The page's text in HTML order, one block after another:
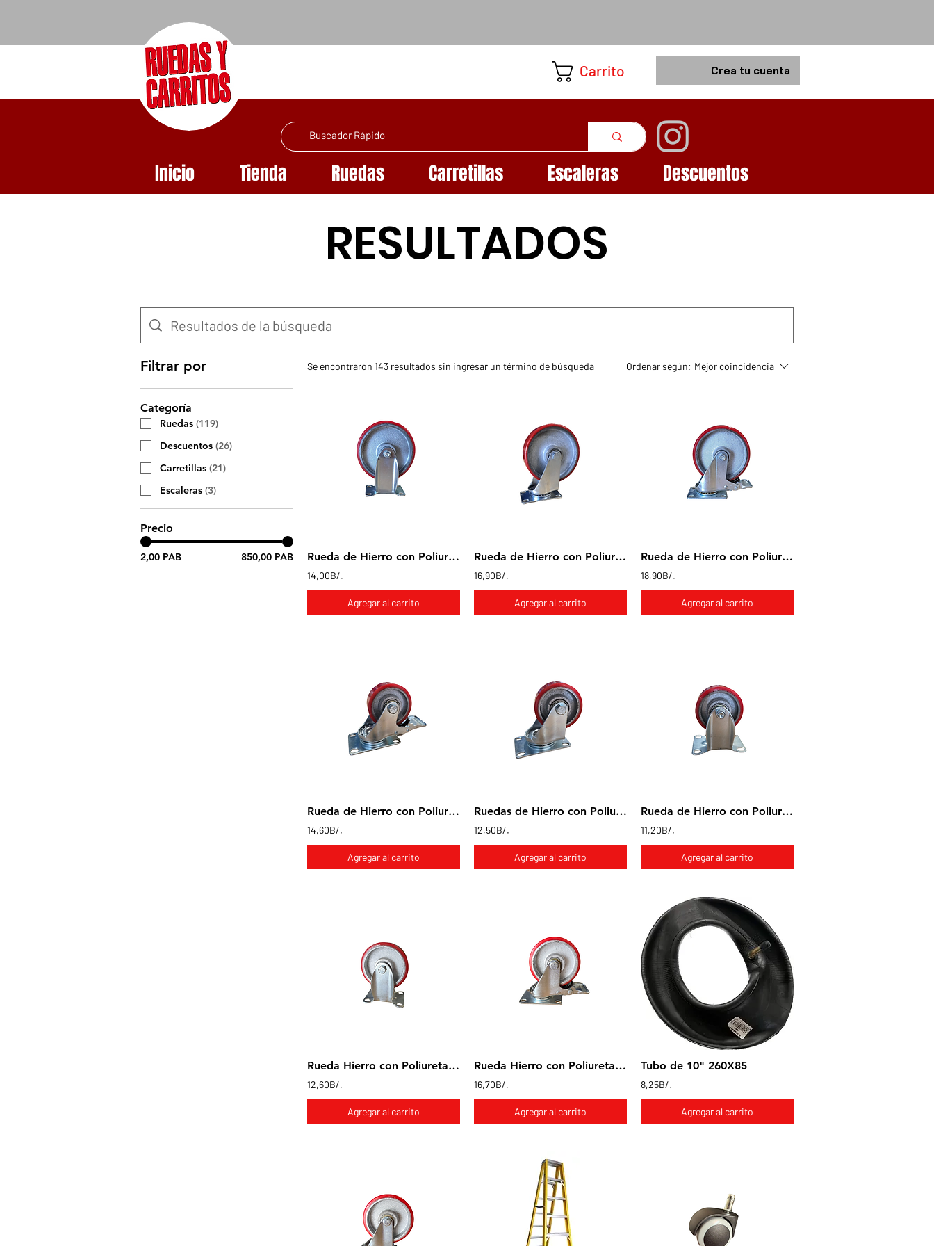
Inicio Tienda Ruedas Carretillas Escaleras Descuentos
Carrito Crea tu cuenta
RESULTADOS
Filtrar por
Categoría
Ruedas (119)
Descuentos (26)
Carretillas (21)
Escaleras (3)
Precio
2,00 PAB 850,00 PAB
Se encontraron 143 resultados sin ingresar un término de búsqueda Ordenar según: Mejor coincidencia
Rueda de Hierro con Poliuretano en base fija 5x1"
14,00B/.
Agregar al carrito
Rueda de Hierro con Poliuretano en base giratoria 5x1"
16,90B/.
Agregar al carrito
Rueda de Hierro con Poliuretano en base giratoria con freno 5x1"
18,90B/.
Agregar al carrito
Rueda de Hierro con Poliuretano en base Giratoria con freno 3x1"
14,60B/.
Agregar al carrito
Ruedas de Hierro con Poliuretano en base giratoria 3x1"
12,50B/.
Agregar al carrito
Rueda de Hierro con Poliuretano en base fija 3x1"
11,20B/.
Agregar al carrito
Rueda Hierro con Poliuretano en base Fija 4x1"
12,60B/.
Agregar al carrito
Rueda Hierro con Poliuretano en base giratoria con freno 4x1"
16,70B/.
Agregar al carrito
Tubo de 10" 260X85
8,25B/.
Agregar al carrito